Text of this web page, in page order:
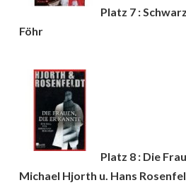
Platz 7 :
Föhr
Platz 8 : Die
Michael Hjorth u. Hans